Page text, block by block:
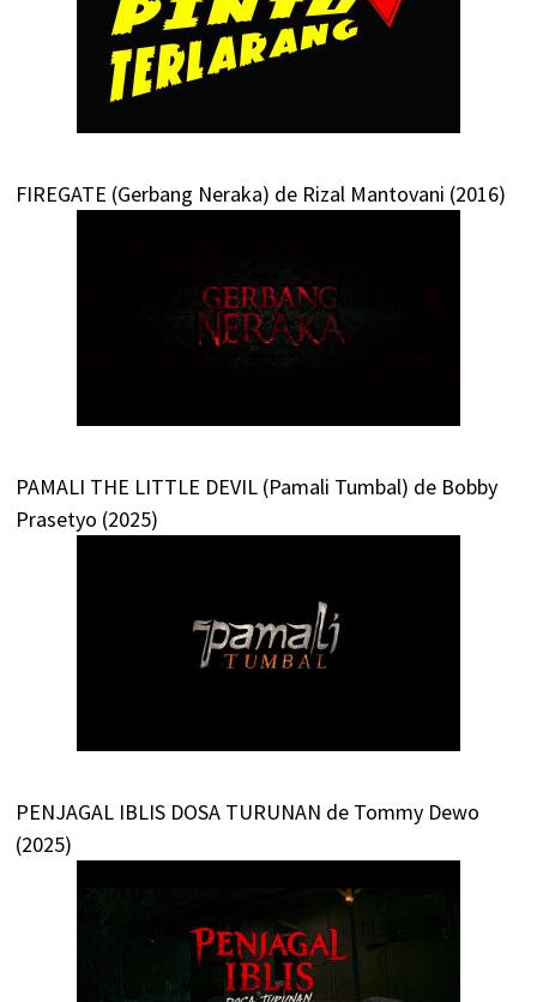
FIREGATE (Gerbang Neraka) de Rizal Mantovani (2016)
PAMALI THE LITTLE DEVIL (Pamali Tumbal) de Bobby
Prasetyo (2025)
PENJAGAL IBLIS DOSA TURUNAN de Tommy Dewo
(2025)